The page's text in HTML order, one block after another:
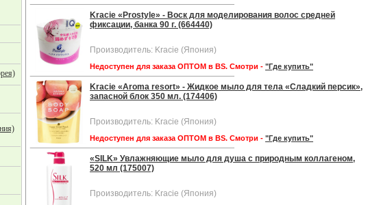
Kracie «Prostyle» - Воск для моделирования волос средней
фиксации, банка 90 г. (664440)
Производитель: Kracie (Япония)
Недоступен для заказа ОПТОМ в BS. Смотри - "Где купить"
Kracie «Aroma resort» - Жидкое мыло для тела «Сладкий персик»,
запасной блок 350 мл. (174406)
Производитель: Kracie (Япония)
Недоступен для заказа ОПТОМ в BS. Смотри - "Где купить"
«SILK» Увлажняющие мыло для душа с природным коллагеном,
520 мл (175007)
Производитель: Kracie (Япония)